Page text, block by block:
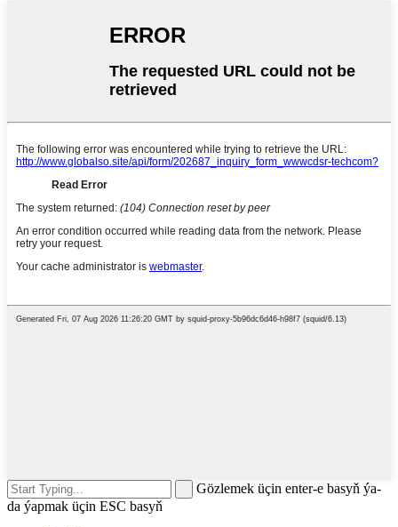
Gözlemek üçin enter-e basyň ýa-
da ýapmak üçin ESC basyň